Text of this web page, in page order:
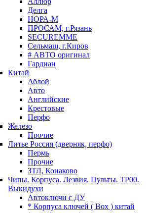
Делга
НОРА-М
ПРОСАМ, г.Рязань
SECUREMME
Сельмаш, г.Киров
# АВТО оригинал
Гардиан
Китай
Аблой
Авто
Английские
Крестовые
Перфо
Железо
Прочие
Литье Россия (дверняк, перфо)
Пермь
Прочие
ЗТЛ, Конаково
Чипы. Корпуса. Лезвия. Пульты. TP00.
Выкидухи
Автоключи с ДУ
* Корпуса ключей ( Box ) китай